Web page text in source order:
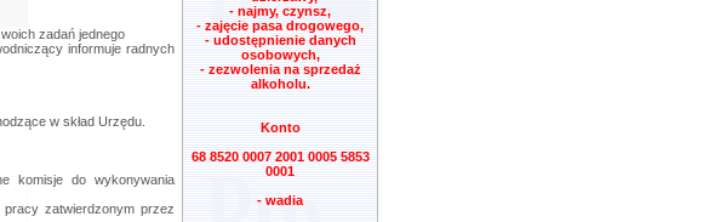
zadań jednego
informuje radnych
w skład Urzędu.
komisje do wykonywania
pracy zatwierdzonym przez
- najmy, czynsz,
- zajęcie pasa drogowego,
- udostępnienie danych
osobowych,
- zezwolenia na sprzedaż
alkoholu.
Konto
68 8520 0007 2001 0005 5853
0001
- wadia